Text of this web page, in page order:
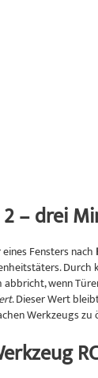
2 – drei
Fensters nach
wenn
. Dieser Wert
Werkzeugs zu